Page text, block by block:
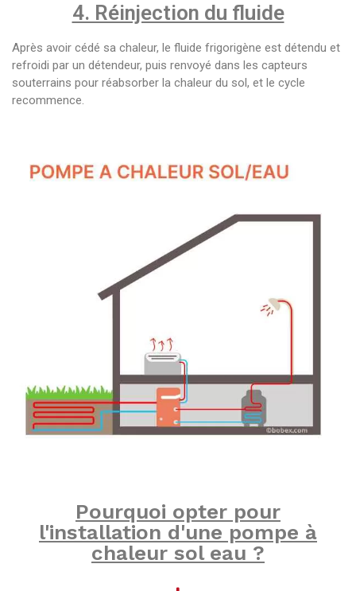
4. Réinjection du fluide
Après avoir cédé sa chaleur, le fluide frigorigène est détendu et
refroidi par un détendeur, puis renvoyé dans les capteurs
souterrains pour réabsorber la chaleur du sol, et le cycle
recommence.
Pourquoi opter pour
l'installation d'une pompe à
chaleur sol eau ?​